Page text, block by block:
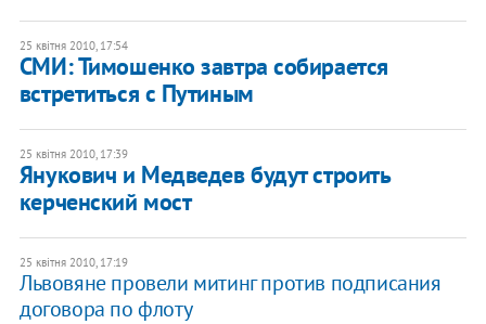
25 квітня 2010, 17:54
СМИ: Тимошенко завтра собирается
встретиться с Путиным
25 квітня 2010, 17:39
Янукович и Медведев будут строить
керченский мост
25 квітня 2010, 17:19
Львовяне провели митинг против подписания
договора по флоту